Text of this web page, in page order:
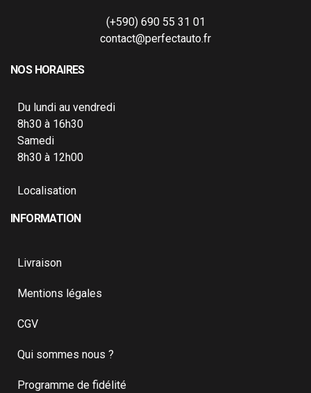
(+590) 690 55 31 01
contact@perfectauto.fr
NOS HORAIRES
Du lundi au vendredi
8h30 à 16h30
Samedi
8h30 à 12h00
Localisation
INFORMATION
Livraison
Mentions légales
CGV
Qui sommes nous ?
Programme de fidélité